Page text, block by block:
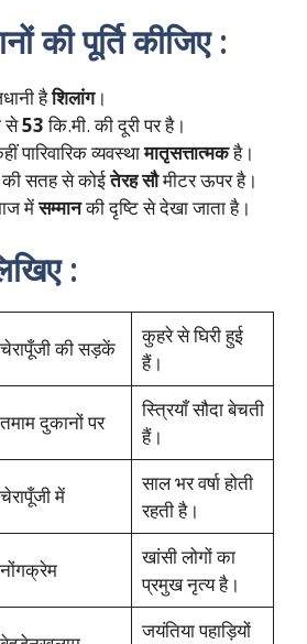
की पूर्ति कीजिए :
हैशिलांग।
से53कि.मी. की दूरी पर है।
पारिवारिक व्यवस्थामातृसत्तात्मकहै।
की सतह से कोईतेरह सौमीटर ऊपर है।
मेंसम्मानकी दृष्टि से देखा जाता है।
:
चेरापूँजी की सड़कें
कुहरे से घिरी हुई
हैं।
तमाम दुकानों पर
स्त्रियाँ सौदा बेचती
हैं।
चेरापूँजी में
साल भर वर्षा होती
रहती है।
नोंगक्रेम
खांसी लोगों का
प्रमुख नृत्य है।
जयंतिया पहाड़ियों